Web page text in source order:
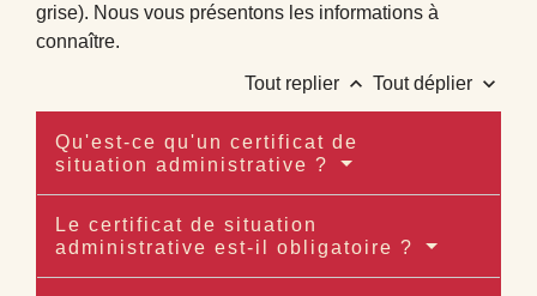
grise). Nous vous présentons les informations à
connaître.
Tout replier keyboard_arrow_up Tout déplier keyboard_arrow_down
Qu'est-ce qu'un certificat de
situation administrative ?
Le certificat de situation
administrative est-il obligatoire ?